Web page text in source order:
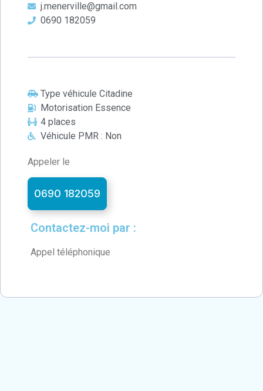
j.menerville@gmail.com
0690 182059
Type véhicule Citadine
Motorisation Essence
4 places
Véhicule PMR : Non
Appeler le
0690 182059
Contactez-moi par :
Appel téléphonique